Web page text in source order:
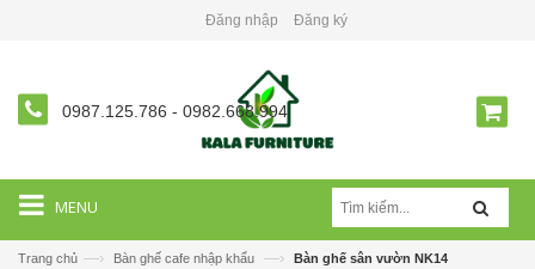
Đăng nhập Đăng ký
0987.125.786 - 0982.668.994
MENU
Trang chủ —› Bàn ghế cafe nhập khẩu —› Bàn ghế sân vườn NK14